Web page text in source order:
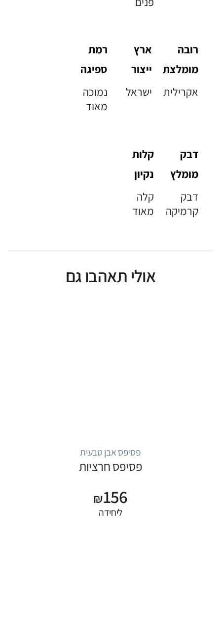
רובה
מומלצת
אקרילית
ארץ
ייצור
ישראל
רמת
ספיגה
נמוכה
מאוד
דבק
מומלץ
דבק
קרמיקה
קלות
נקיון
קלה
מאוד
אולי תאהבו גם
פסיפס אבן טבעית
פסיפס חרציות
₪156
ליחידה